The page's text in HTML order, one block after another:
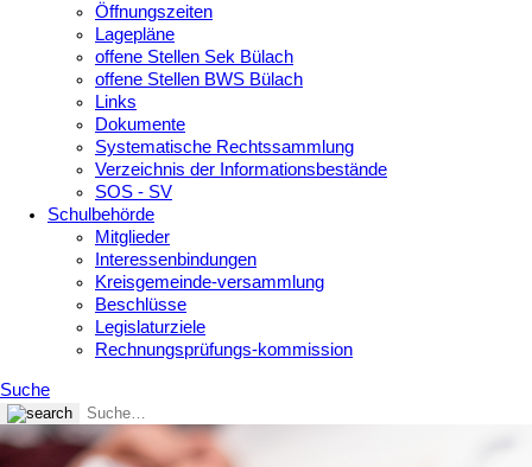
Öffnungszeiten
Lagepläne
offene Stellen Sek Bülach
offene Stellen BWS Bülach
Links
Dokumente
Systematische Rechtssammlung
Verzeichnis der Informationsbestände
SOS - SV
Schulbehörde
Mitglieder
Interessenbindungen
Kreisgemeinde-versammlung
Beschlüsse
Legislaturziele
Rechnungsprüfungs-kommission
Suche